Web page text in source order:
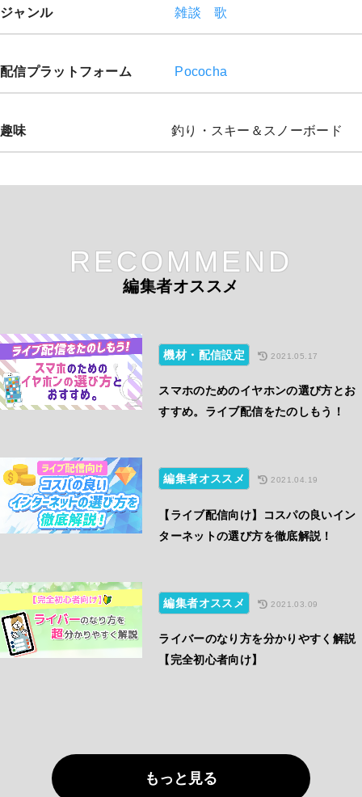
ジャンル 雑談 歌
配信プラットフォーム Pococha
趣味 釣り・スキー＆スノーボード
RECOMMEND
編集者オススメ
機材・配信設定 2021.05.17
スマホのためのイヤホンの選び方とお
すすめ。ライブ配信をたのしもう！
編集者オススメ 2021.04.19
【ライブ配信向け】コスパの良いイン
ターネットの選び方を徹底解説！
編集者オススメ 2021.03.09
ライバーのなり方を分かりやすく解説
【完全初心者向け】
もっと見る